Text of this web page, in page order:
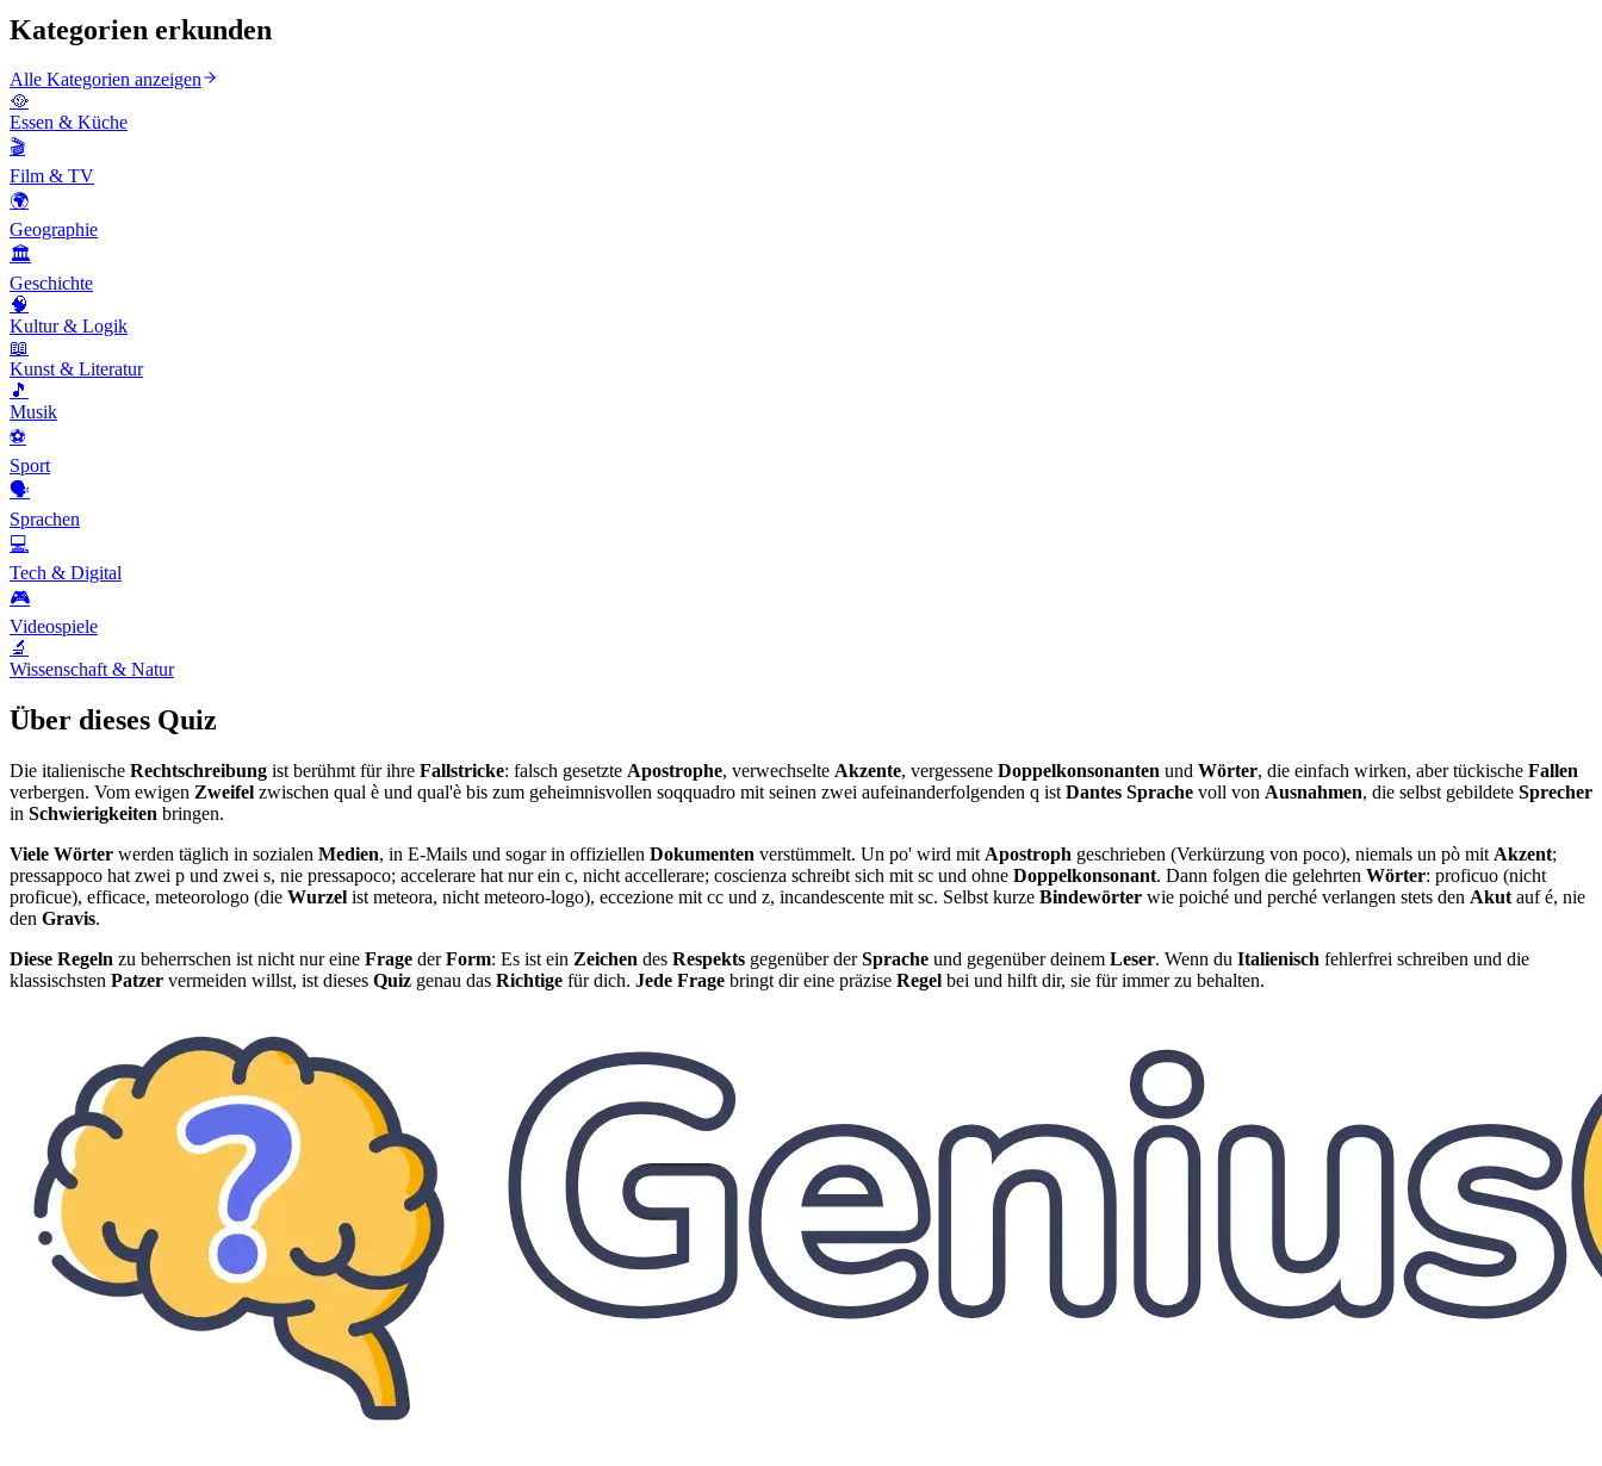
Kategorien erkunden
Alle Kategorien anzeigen
🥘
Essen & Küche
🎬
Film & TV
🌍
Geographie
🏛️
Geschichte
🧠
Kultur & Logik
📖
Kunst & Literatur
🎵
Musik
⚽
Sport
🗣️
Sprachen
💻
Tech & Digital
🎮
Videospiele
🔬
Wissenschaft & Natur
Über dieses Quiz
Die italienische Rechtschreibung ist berühmt für ihre Fallstricke: falsch gesetzte Apostrophe, verwechselte Akzente, vergessene Doppelkonsonanten und Wörter, die einfach wirken, aber tückische Fallen
verbergen. Vom ewigen Zweifel zwischen qual è und qual'è bis zum geheimnisvollen soqquadro mit seinen zwei aufeinanderfolgenden q ist Dantes Sprache voll von Ausnahmen, die selbst gebildete Sprecher
in Schwierigkeiten bringen.
Viele Wörter werden täglich in sozialen Medien, in E-Mails und sogar in offiziellen Dokumenten verstümmelt. Un po' wird mit Apostroph geschrieben (Verkürzung von poco), niemals un pò mit Akzent;
pressappoco hat zwei p und zwei s, nie pressapoco; accelerare hat nur ein c, nicht accellerare; coscienza schreibt sich mit sc und ohne Doppelkonsonant. Dann folgen die gelehrten Wörter: proficuo (nicht
proficue), efficace, meteorologo (die Wurzel ist meteora, nicht meteoro-logo), eccezione mit cc und z, incandescente mit sc. Selbst kurze Bindewörter wie poiché und perché verlangen stets den Akut auf é, nie
den Gravis.
Diese Regeln zu beherrschen ist nicht nur eine Frage derForm: Es ist ein Zeichen des Respekts gegenüber derSprache und gegenüber deinem Leser. Wenn du Italienisch fehlerfrei schreiben und die
klassischsten Patzer vermeiden willst, ist dieses Quiz genau das Richtige für dich. Jede Frage bringt dir eine präzise Regel bei und hilft dir, sie für immer zu behalten.